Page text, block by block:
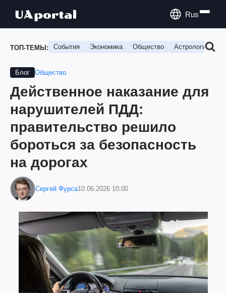
Rus
ТОП-ТЕМЫ: События Экономика Общество Астрология
Блог Общество
Действенное наказание для
нарушителей ПДД:
правительство решило
бороться за безопасность
на дорогах
Сергей Фурса10.06.2026 10:00